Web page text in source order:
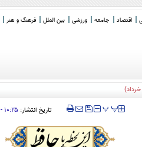
اقتصاد جامعه ورزشی بین الملل فرهنگ و هنر
‍‍‍ پپ تاریخ انتشار: ۱۰:۲۵ - ۱۰-۰۴-۱۴۰۲